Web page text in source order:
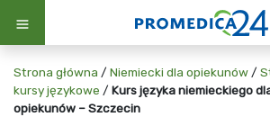
Strona główna / Niemiecki dla opiekunów /
kursy językowe / Kurs języka niemieckiego
opiekunów – Szczecin